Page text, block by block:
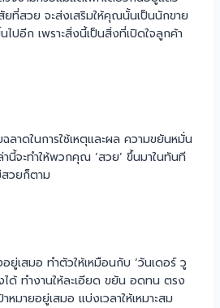
ยที่สวย จะส่งเสริมให้คุณนั้นเป็นนักขาย
ไปอีก เพราะสิ่งนี้เป็นสิ่งที่เปิดใจลูกค้า
ลาดในการใช้เหตุและผล ความขยันหมั่น
านี้จะทำให้พวกคุณ ‘สวย’ ขึ้นมาในทันที
วยก็ตาม
เสมอ ทำตัวให้เหมือนกับ ‘วันเดอร์ วู
ด้ ทำงานให้ละเอียด ขยัน อดทน ตรง
มายอยู่เสมอ แบ่งเวลาให้เหมาะสม